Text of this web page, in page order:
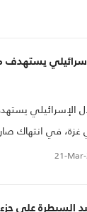
الإسرائيلي
في انتهاك
21-
السيطرة على